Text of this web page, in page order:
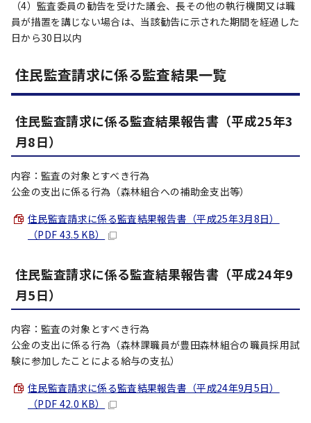
（4）監査委員の勧告を受けた議会、長その他の執行機関又は職
員が措置を講じない場合は、当該勧告に示された期間を経過した
日から30日以内
住民監査請求に係る監査結果一覧
住民監査請求に係る監査結果報告書（平成25年3
月8日）
内容：監査の対象とすべき行為
公金の支出に係る行為（森林組合への補助金支出等）
住民監査請求に係る監査結果報告書（平成25年3月8日）
（PDF 43.5 KB）
住民監査請求に係る監査結果報告書（平成24年9
月5日）
内容：監査の対象とすべき行為
公金の支出に係る行為（森林課職員が豊田森林組合の職員採用試
験に参加したことによる給与の支払）
住民監査請求に係る監査結果報告書（平成24年9月5日）
（PDF 42.0 KB）